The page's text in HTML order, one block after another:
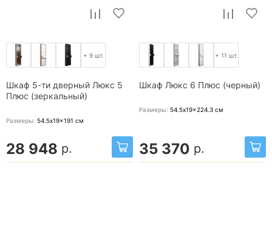
+ 9 шт.
Шкаф 5-ти дверный Люкс 5
Плюс (зеркальный)
Размеры: 54.5x19x191 см
28 948 р.
+ 11 шт.
Шкаф Люкс 6 Плюс (черный)
Размеры: 54.5x19x224.3 см
35 370 р.